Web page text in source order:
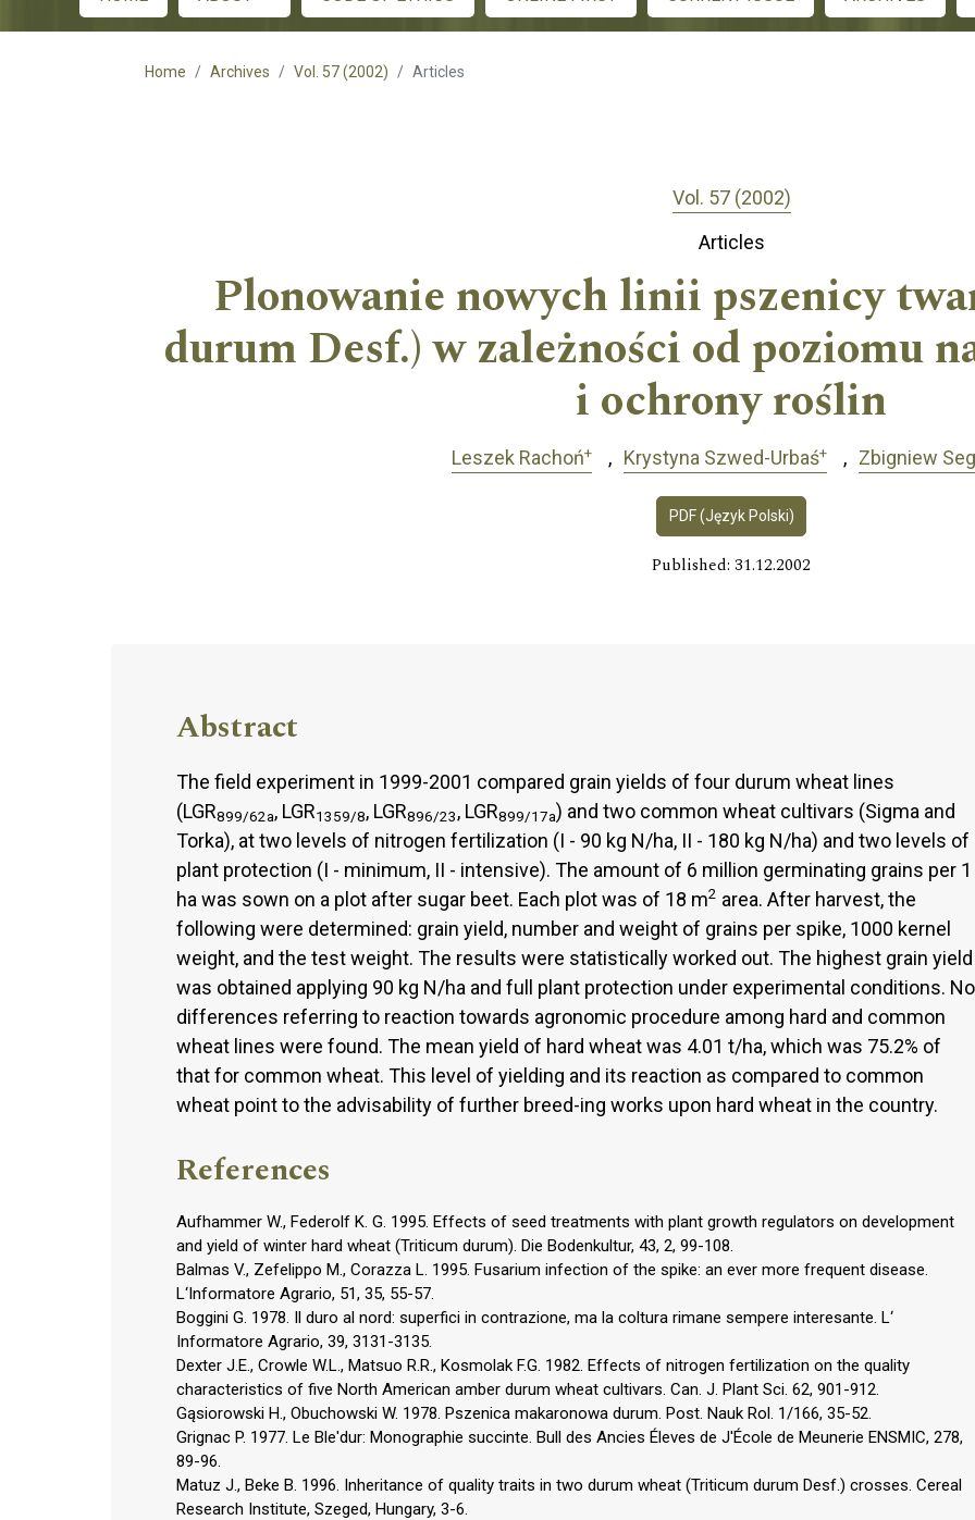
Main menu
Home Archives Vol. 57 (2002) Articles
Vol. 57 (2002)
Articles
Plonowanie nowych linii pszenicy
durum Desf.) w zależności od poziomu
i ochrony roślin
Leszek Rachoń+ Krystyna Szwed-Urbaś+ Zbigniew
PDF (Język Polski)
Published: 31.12.2002
Abstract
The field experiment in 1999-2001 compared grain yields of four durum wheat lines
(LGR899/62a, LGR1359/8, LGR896/23, LGR899/17a) and two common wheat cultivars (Sigma and
Torka), at two levels of nitrogen fertilization (I - 90 kg N/ha, II - 180 kg N/ha) and two levels of
plant protection (I - minimum, II - intensive). The amount of 6 million germinating grains per 1
ha was sown on a plot after sugar beet. Each plot was of 18 m2 area. After harvest, the
following were determined: grain yield, number and weight of grains per spike, 1000 kernel
weight, and the test weight. The results were statistically worked out. The highest grain yield
was obtained applying 90 kg N/ha and full plant protection under experimental conditions. No
differences referring to reaction towards agronomic procedure among hard and common
wheat lines were found. The mean yield of hard wheat was 4.01 t/ha, which was 75.2% of
that for common wheat. This level of yielding and its reaction as compared to common
wheat point to the advisability of further breed-ing works upon hard wheat in the country.
References
Aufhammer W., Federolf K. G. 1995. Effects of seed treatments with plant growth regulators on development
and yield of winter hard wheat (Triticum durum). Die Bodenkultur, 43, 2, 99-108.
Balmas V., Zefelippo M., Corazza L. 1995. Fusarium infection of the spike: an ever more frequent disease.
L‘Informatore Agrario, 51, 35, 55-57.
Boggini G. 1978. Il duro al nord: superfici in contrazione, ma la coltura rimane sempere interesante. L‘
Informatore Agrario, 39, 3131-3135.
Dexter J.E., Crowle W.L., Matsuo R.R., Kosmolak F.G. 1982. Effects of nitrogen fertilization on the quality
characteristics of five North American amber durum wheat cultivars. Can. J. Plant Sci. 62, 901-912.
Gąsiorowski H., Obuchowski W. 1978. Pszenica makaronowa durum. Post. Nauk Rol. 1/166, 35-52.
Grignac P. 1977. Le Ble'dur: Monographie succinte. Bull des Ancies Éleves de J'École de Meunerie ENSMIC, 278,
89-96.
Matuz J., Beke B. 1996. Inheritance of quality traits in two durum wheat (Triticum durum Desf.) crosses. Cereal
Research Institute, Szeged, Hungary, 3-6.